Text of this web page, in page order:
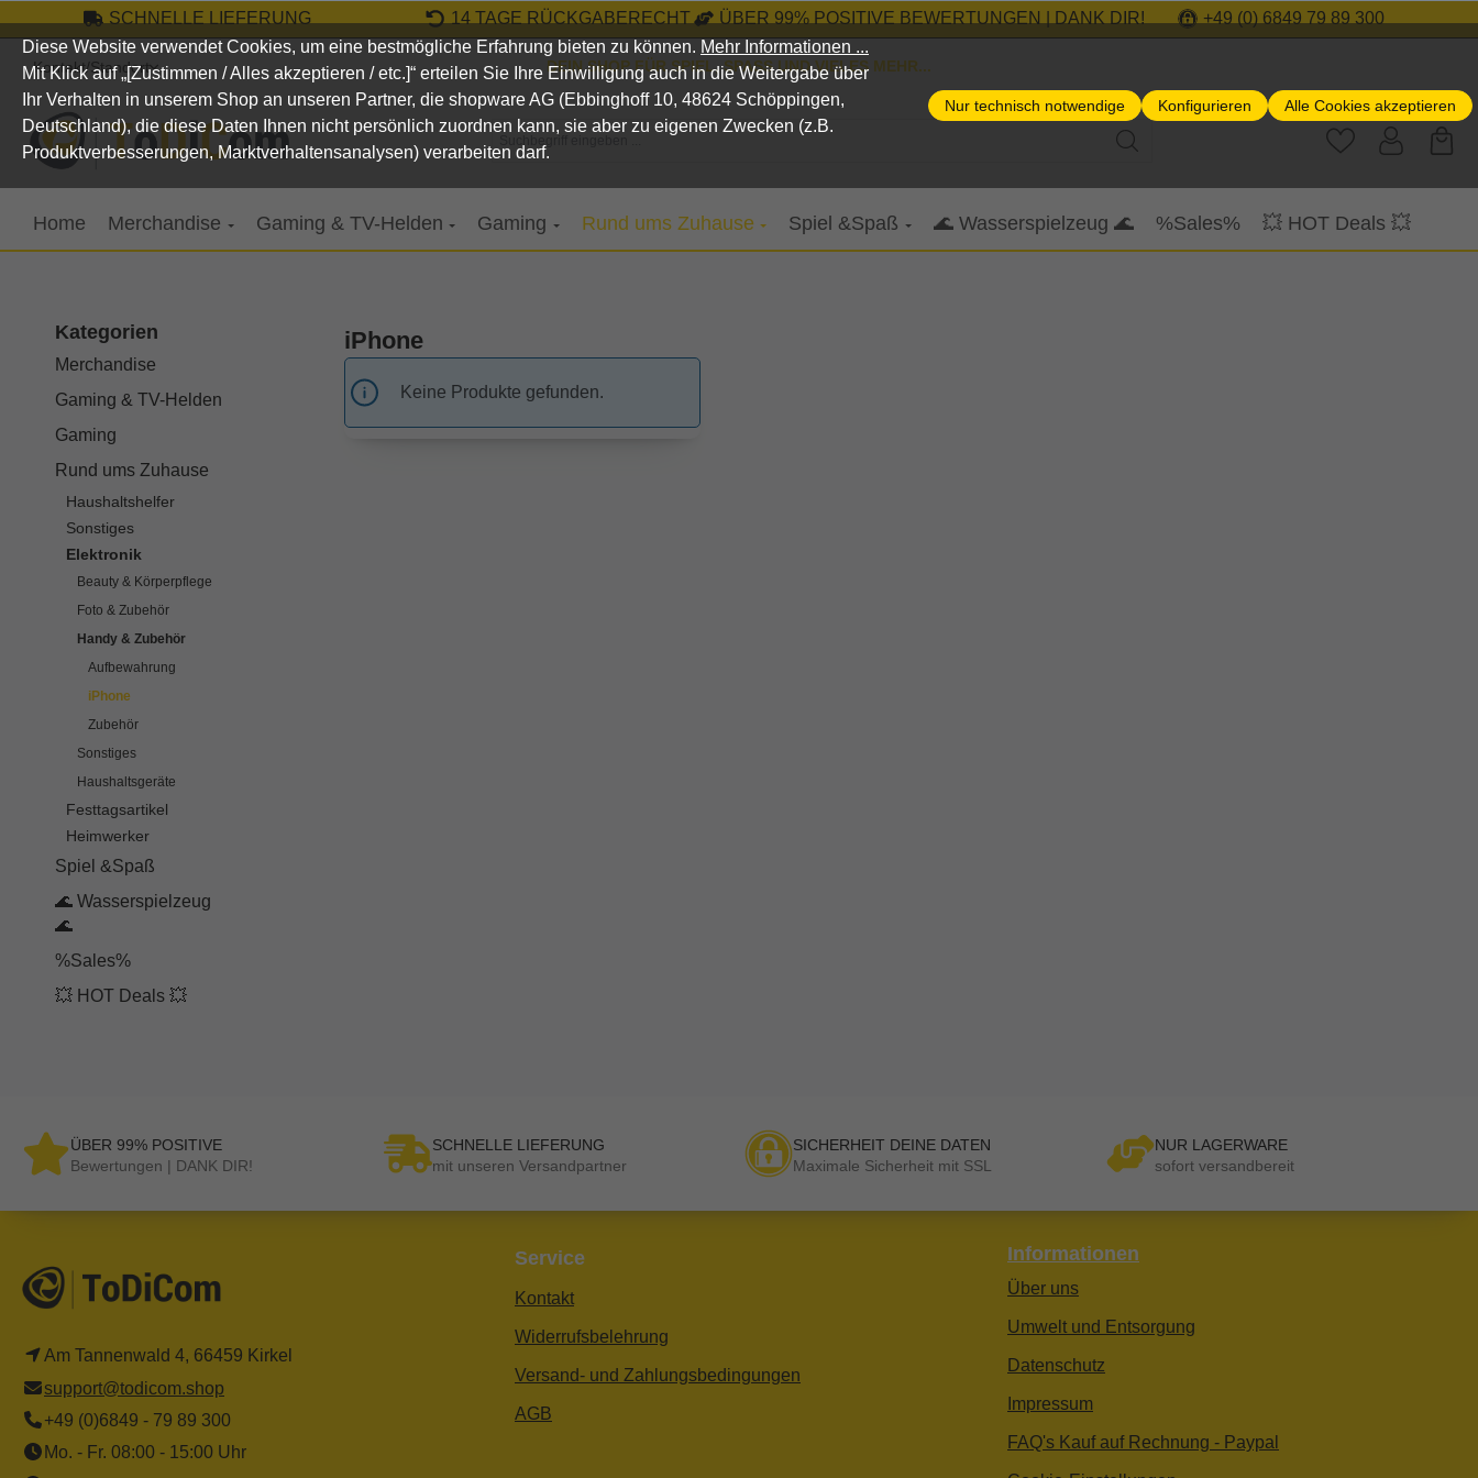
Hauptinhalt springen
Zur Suche springen
Zur Hauptnavigation springen
SCHNELLE LIEFERUNG 14 TAGE RÜCKGABERECHT ÜBER 99% POSITIVE BEWERTUNGEN | DANK DIR! +49 (0) 6849 79 89 300
Kontakt/Standort DEIN SHOP FÜR SPIEL, SPASS UND VIELES MEHR...
Suchbegriff eingeben ...
Home Merchandise Gaming & TV-Helden Gaming Rund ums Zuhause Spiel &Spaß 🌊 Wasserspielzeug 🌊 %Sales% 💥 HOT Deals 💥
Kategorien
Merchandise
Gaming & TV-Helden
Gaming
Rund ums Zuhause
Haushaltshelfer
Sonstiges
Elektronik
Beauty & Körperpflege
Foto & Zubehör
Handy & Zubehör
Aufbewahrung
iPhone
Zubehör
Sonstiges
Haushaltsgeräte
Festtagsartikel
Heimwerker
Spiel &Spaß
🌊 Wasserspielzeug
🌊
%Sales%
💥 HOT Deals 💥
iPhone
Keine Produkte gefunden.
ÜBER 99% POSITIVE
Bewertungen | DANK DIR!
SCHNELLE LIEFERUNG
mit unseren Versandpartner
SICHERHEIT DEINE DATEN
Maximale Sicherheit mit SSL
NUR LAGERWARE
sofort versandbereit
Am Tannenwald 4, 66459 Kirkel
support@todicom.shop
+49 (0)6849 - 79 89 300
Mo. - Fr. 08:00 - 15:00 Uhr
Service
Kontakt
Widerrufsbelehrung
Versand- und Zahlungsbedingungen
AGB
Informationen
Über uns
Umwelt und Entsorgung
Datenschutz
Impressum
FAQ's Kauf auf Rechnung - Paypal
Diese Website verwendet Cookies, um eine bestmögliche Erfahrung bieten zu können. Mehr Informationen ...
Mit Klick auf „[Zustimmen / Alles akzeptieren / etc.]“ erteilen Sie Ihre Einwilligung auch in die Weitergabe über
Ihr Verhalten in unserem Shop an unseren Partner, die shopware AG (Ebbinghoff 10, 48624 Schöppingen,
Deutschland), die diese Daten Ihnen nicht persönlich zuordnen kann, sie aber zu eigenen Zwecken (z.B.
Produktverbesserungen, Marktverhaltensanalysen) verarbeiten darf.
Nur technisch notwendige Konfigurieren Alle Cookies akzeptieren